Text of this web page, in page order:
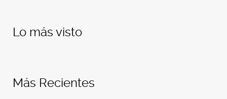
Lo más visto
Más Recientes